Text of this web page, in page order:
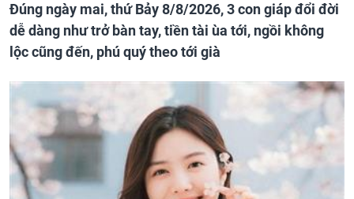
Đúng ngày mai, thứ Bảy 8/8/2026, 3 con giáp đổi đời
dễ dàng như trở bàn tay, tiền tài ùa tới, ngồi không
lộc cũng đến, phú quý theo tới già